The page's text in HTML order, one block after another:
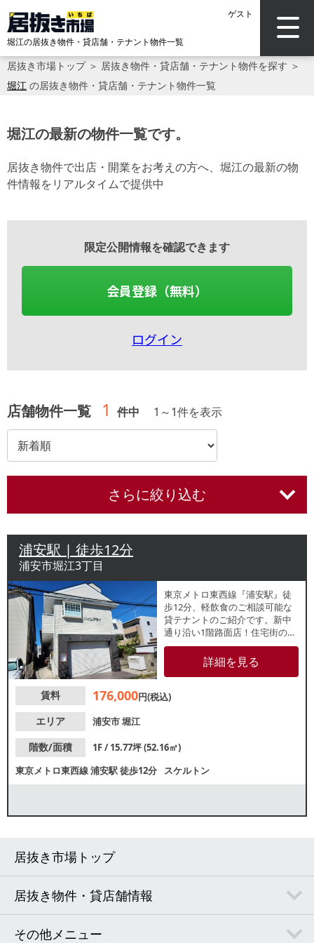
ゲスト
堀江の居抜き物件・貸店舗・テナント物件一覧
居抜き市場トップ＞ 居抜き物件・貸店舗・テナント物件を探す ＞
堀江 の居抜き物件・貸店舗・テナント物件一覧
堀江の最新の物件一覧です。
居抜き物件で出店・開業をお考えの方へ、堀江の最新の物
件情報をリアルタイムで提供中
限定公開情報を確認できます
会員登録（無料）
ログイン
店舗物件一覧 1 件中 1 ～1件を表示
さらに絞り込む
浦安駅 | 徒歩12分
浦安市堀江3丁目
東京メトロ東西線『浦安駅』徒
歩12分、軽飲食のご相談可能な
貸テナントのご紹介です。新中
通り沿い1階路面店！住宅街の中
に位置しており、地域住民の集
客が期待できます。カフェや美
容テナントにおすすめ！お気軽
詳細を見る
賃料 176,000円(税込)
エリア
浦安市堀江
階数/面積
1F / 15.77坪 (52.16㎡)
東京メトロ東西線浦安駅徒歩12分 スケルトン
居抜き市場トップ
居抜き物件・貸店舗情報
その他メニュー